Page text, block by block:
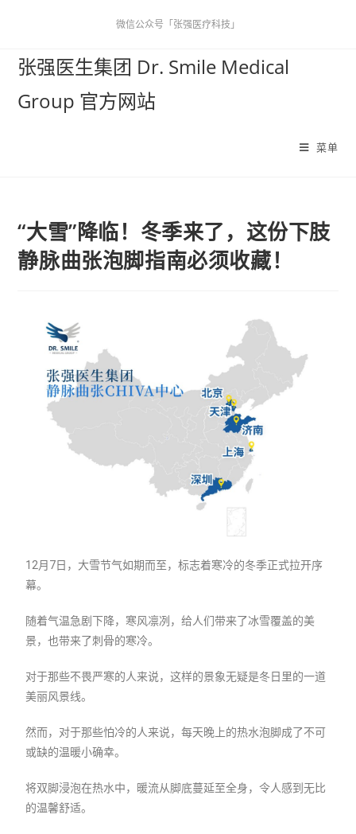
微信公众号「张强医疗科技」
张强医生集团 Dr. Smile Medical
Group 官方网站
菜单
“大雪”降临！冬季来了，这份下肢
静脉曲张泡脚指南必须收藏！
12月7日，大雪节气如期而至，标志着寒冷的冬季正式拉开序
幕。
随着气温急剧下降，寒风凛冽，给人们带来了冰雪覆盖的美
景，也带来了刺骨的寒冷。
对于那些不畏严寒的人来说，这样的景象无疑是冬日里的一道
美丽风景线。
然而，对于那些怕冷的人来说，每天晚上的热水泡脚成了不可
或缺的温暖小确幸。
将双脚浸泡在热水中，暖流从脚底蔓延至全身，令人感到无比
的温馨舒适。